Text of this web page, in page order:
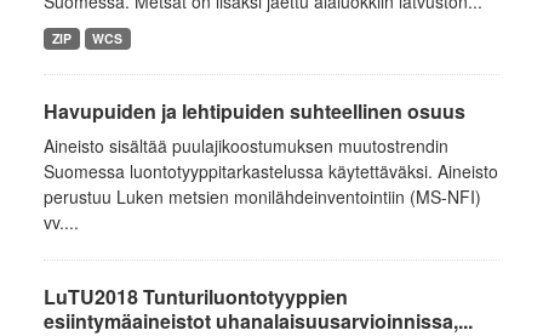
ZIP WCS
Havupuiden ja lehtipuiden suhteellinen osuus
Aineisto sisältää puulajikoostumuksen muutostrendin
Suomessa luontotyyppitarkastelussa käytettäväksi. Aineisto
perustuu Luken metsien monilähdeinventointiin (MS-NFI)
vv....
LuTU2018 Tunturiluontotyyppien
esiintymäaineistot uhanalaisuusarvioinnissa,...